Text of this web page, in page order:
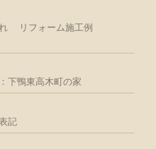
リフォーム施工例
下鴨東高木町の家
記